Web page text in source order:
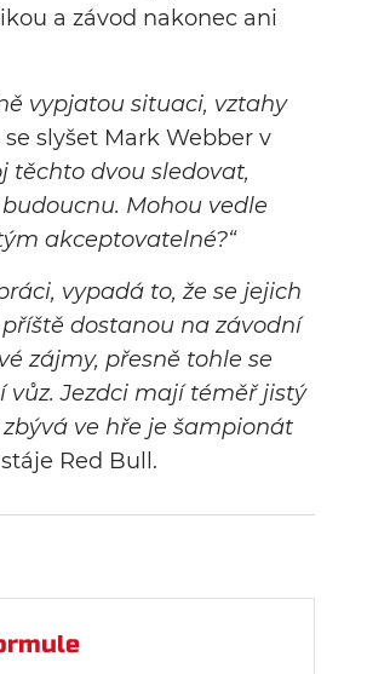
a závod nakonec ani
vypjatou situaci, vztahy
slyšet Mark Webber v
těchto dvou sledovat,
Mohou vedle
akceptovatelné?“
vypadá to, že se jejich
dostanou na závodní
zájmy, přesně tohle se
Jezdci mají téměř jistý
ve hře je šampionát
Red Bull.